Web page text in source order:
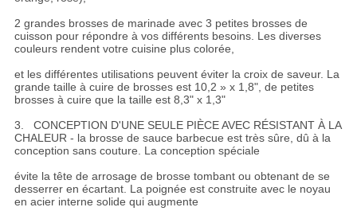
2 grandes brosses de marinade avec 3 petites brosses de
cuisson pour répondre à vos différents besoins. Les diverses
couleurs rendent votre cuisine plus colorée,
et les différentes utilisations peuvent éviter la croix de saveur. La
grande taille à cuire de brosses est 10,2 » x 1,8", de petites
brosses à cuire que la taille est 8,3" x 1,3"
3. CONCEPTION D'UNE SEULE PIÈCE AVEC RÉSISTANT À LA
CHALEUR - la brosse de sauce barbecue est très sûre, dû à la
conception sans couture. La conception spéciale
évite la tête de arrosage de brosse tombant ou obtenant de se
desserrer en écartant. La poignée est construite avec le noyau
en acier interne solide qui augmente